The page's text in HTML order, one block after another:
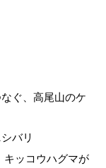
ぐ、高尾山のケ
バリ
キッコウハグマが